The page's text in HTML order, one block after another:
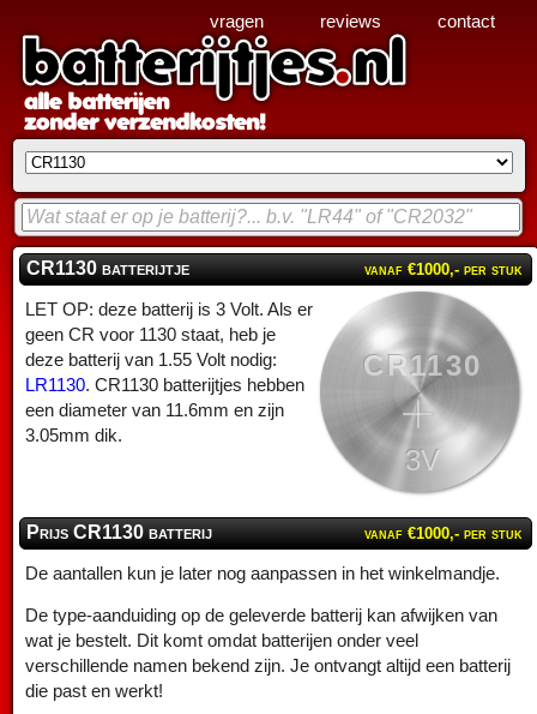
CR1130 batterijtje vanaf €1000,- per stuk
CR1130
3V
LET OP: deze batterij is 3 Volt. Als er
geen CR voor 1130 staat, heb je
deze batterij van 1.55 Volt nodig:
LR1130. CR1130 batterijtjes hebben
een diameter van 11.6mm en zijn
3.05mm dik.
Prijs CR1130 batterij vanaf €1000,- per stuk
De aantallen kun je later nog aanpassen in het winkelmandje.
De type-aanduiding op de geleverde batterij kan afwijken van
wat je bestelt. Dit komt omdat batterijen onder veel
verschillende namen bekend zijn. Je ontvangt altijd een batterij
die past en werkt!
vragen reviews contact